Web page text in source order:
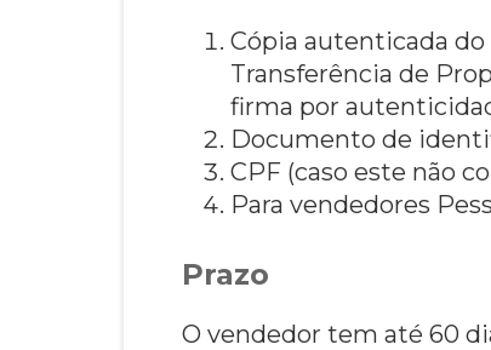
Cópia autenticada do
Transferência de
firma por
Documento de
CPF (caso este não
Para vendedores
Prazo
O vendedor tem até 60